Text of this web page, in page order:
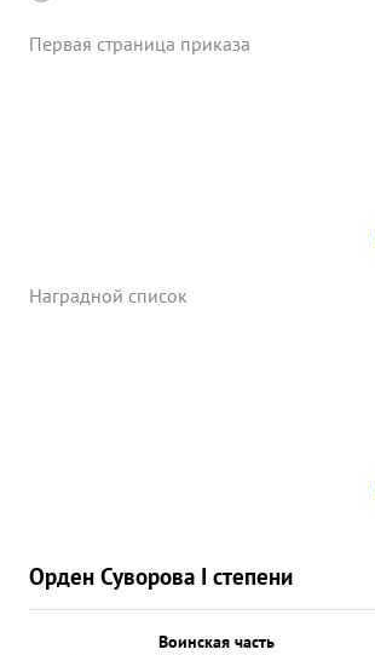
Первая страница приказа
Наградной список
Орден Суворова I степени
Воинская часть